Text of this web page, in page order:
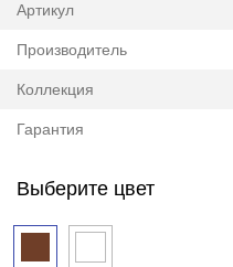
Артикул
Производитель
Коллекция
Гарантия
Выберите цвет